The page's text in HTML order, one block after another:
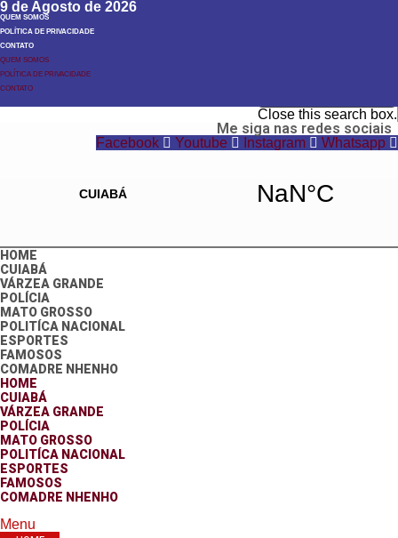
9 de Agosto de 2026
QUEM SOMOS
POLÍTICA DE PRIVACIDADE
CONTATO
QUEM SOMOS
POLÍTICA DE PRIVACIDADE
CONTATO
Close this search box.
Me siga nas redes sociais
Facebook Youtube Instagram Whatsapp
HOME
CUIABÁ
VÁRZEA GRANDE
POLÍCIA
MATO GROSSO
POLITÍCA NACIONAL
ESPORTES
FAMOSOS
COMADRE NHENHO
HOME
CUIABÁ
VÁRZEA GRANDE
POLÍCIA
MATO GROSSO
POLITÍCA NACIONAL
ESPORTES
FAMOSOS
COMADRE NHENHO
Menu